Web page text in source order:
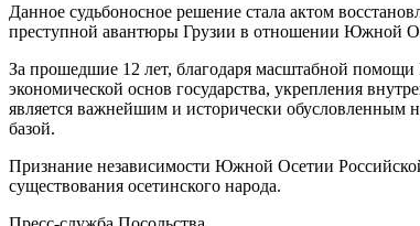
Данное судьбоносное решение стала актом
преступной авантюры Грузии в отношении Южной
За прошедшие 12 лет, благодаря масштабной помощи
экономической основ государства, укрепления
является важнейшим и исторически обусловленным
базой.
Признание независимости Южной Осетии
существования осетинского народа.